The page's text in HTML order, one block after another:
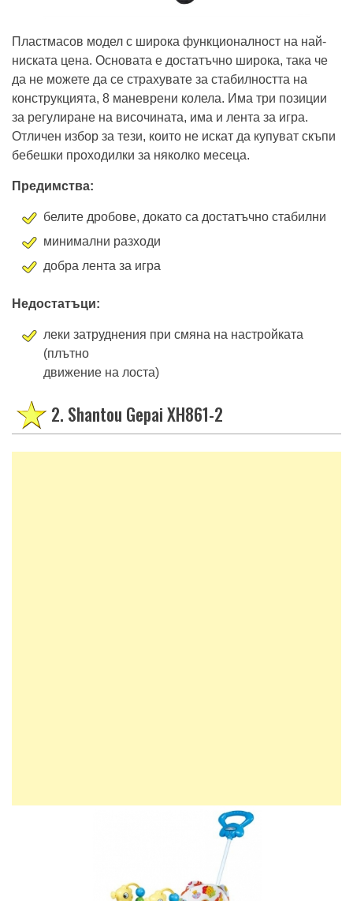
Пластмасов модел с широка функционалност на най-
ниската цена. Основата е достатъчно широка, така че
да не можете да се страхувате за стабилността на
конструкцията, 8 маневрени колела. Има три позиции
за регулиране на височината, има и лента за игра.
Отличен избор за тези, които не искат да купуват скъпи
бебешки проходилки за няколко месеца.
Предимства:
белите дробове, докато са достатъчно стабилни
минимални разходи
добра лента за игра
Недостатъци:
леки затруднения при смяна на настройката
(плътно
движение на лоста)
2. Shantou Gepai XH861-2